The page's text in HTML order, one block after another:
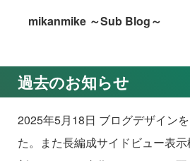
mikanmike ～Sub Blog～
過去のお知らせ
2025年5月18日 ブログデザイン
た。また長編成サイドビュー表